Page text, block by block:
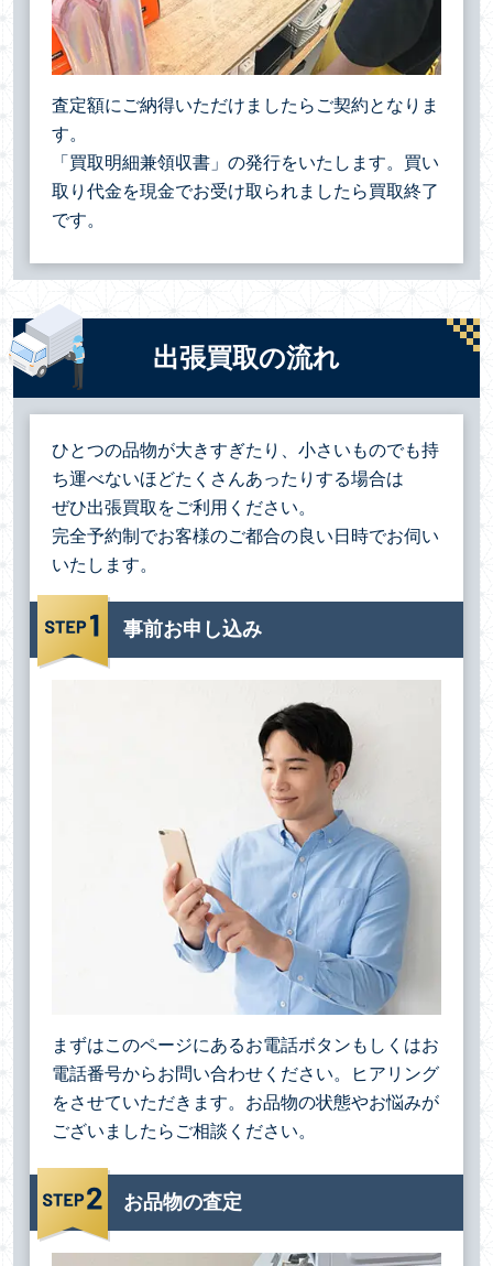
査定額にご納得いただけましたらご契約となりま
す。
「買取明細兼領収書」の発行をいたします。買い
取り代金を現金でお受け取られましたら買取終了
です。
出張買取の流れ
ひとつの品物が大きすぎたり、小さいものでも持
ち運べないほどたくさんあったりする場合は
ぜひ出張買取をご利用ください。
完全予約制でお客様のご都合の良い日時でお伺い
いたします。
事前お申し込み
まずはこのページにあるお電話ボタンもしくはお
電話番号からお問い合わせください。ヒアリング
をさせていただきます。お品物の状態やお悩みが
ございましたらご相談ください。
お品物の査定